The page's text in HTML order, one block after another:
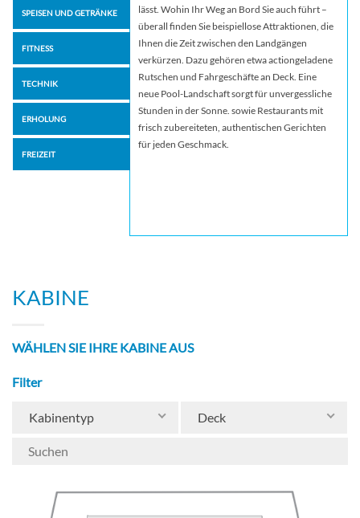
SPEISEN UND GETRÄNKE
FITNESS
TECHNIK
ERHOLUNG
FREIZEIT
lässt. Wohin Ihr Weg an Bord Sie auch führt –
überall finden Sie beispiellose Attraktionen, die
Ihnen die Zeit zwischen den Landgängen
verkürzen. Dazu gehören etwa actiongeladene
Rutschen und Fahrgeschäfte an Deck. Eine
neue Pool-Landschaft sorgt für unvergessliche
Stunden in der Sonne. sowie Restaurants mit
frisch zubereiteten, authentischen Gerichten
für jeden Geschmack.
KABINE
WÄHLEN SIE IHRE KABINE AUS
Filter
Kabinentyp Deck